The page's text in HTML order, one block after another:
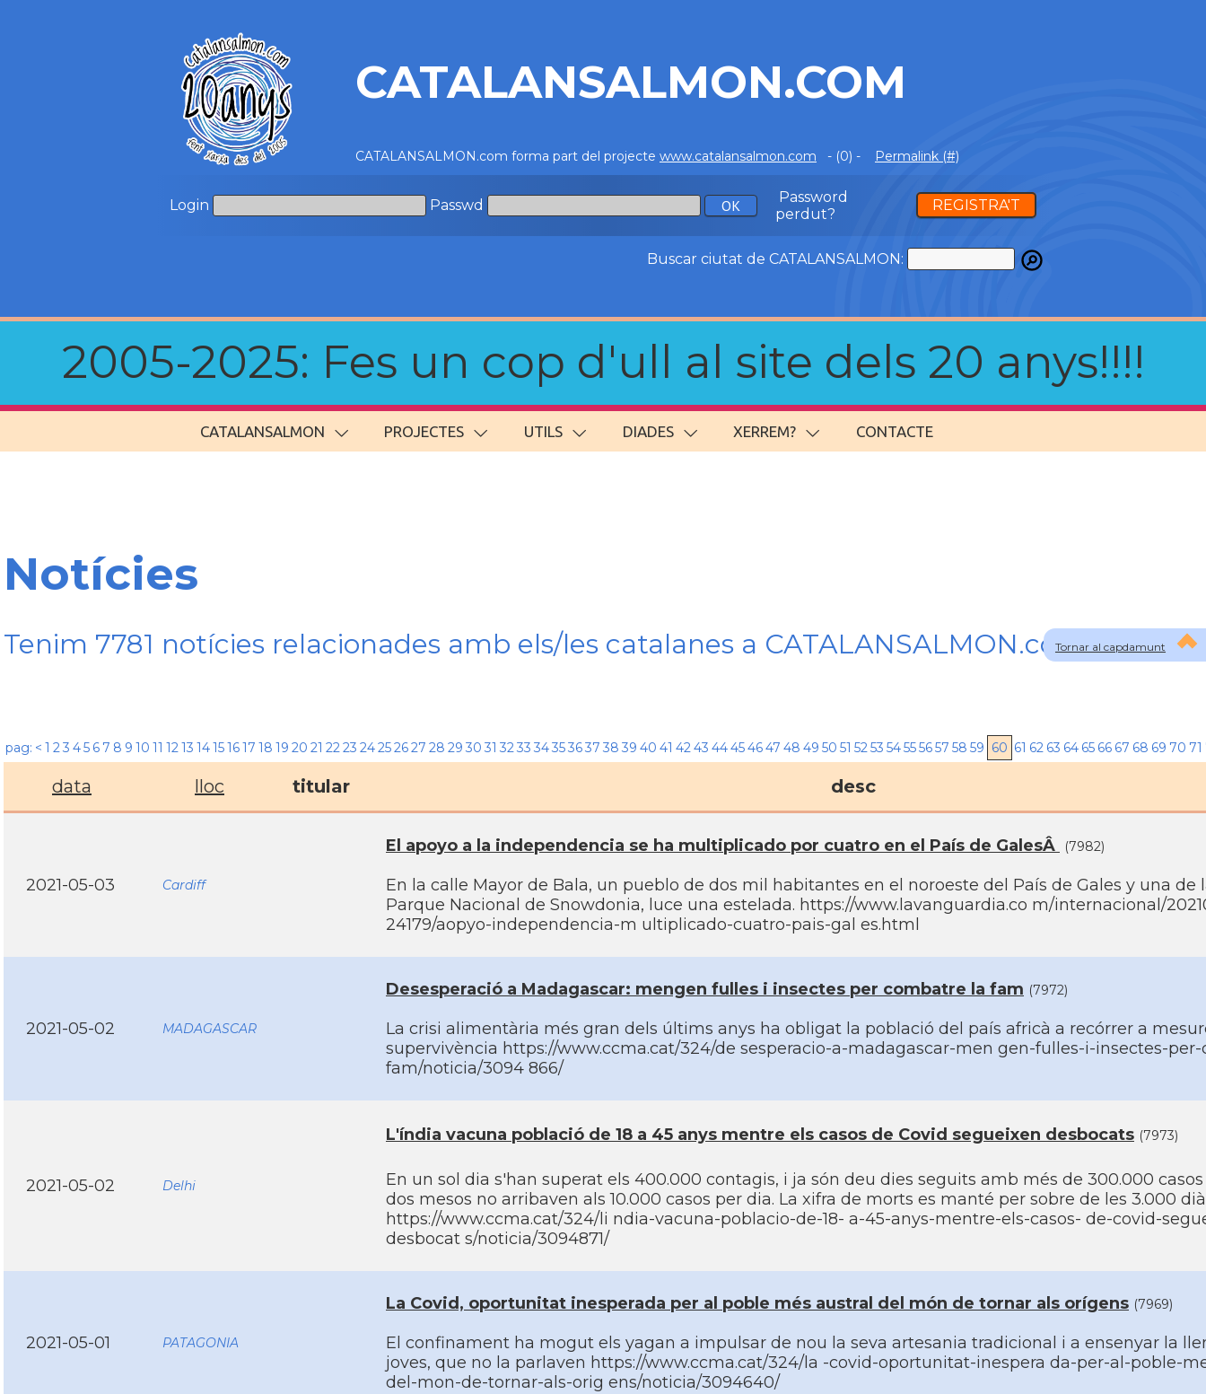
CATALANSALMON.COM
CATALANSALMON.com forma part del projecte www.catalansalmon.com - (0) - Permalink (#)
Login Passwd
Password
perdut?
REGISTRA'T
Buscar ciutat de CATALANSALMON:
2005-2025: Fes un cop d'ull al site dels 20 anys!!!!
CATALANSALMON PROJECTES UTILS DIADES XERREM? CONTACTE
Tornar al capdamunt
Notícies
Tenim 7781 notícies relacionades amb els/les catalanes a CATALANSALMON.com
pag: < 1 23 45 6 7 8 9 10 11 1213 14151617 18 19 20 21 2223 24252627 28 29 30 31 3233 34353637 38 39 40 41 4243 44454647 48 49 50 51 5253 54555657 58 59 60 61 62 63 64 65 66 67 68 69 70 71
data lloc titular desc
2021-05-03 Cardiff
El apoyo a la independencia se ha multiplicado por cuatro en el Paí­s de GalesÂ (7982)
En la calle Mayor de Bala, un pueblo de dos mil habitantes en el noroeste del Paí­s de Gales y una de
Parque Nacional de Snowdonia, luce una estelada. https://www.lavanguardia.co m/internacional/
24179/aopyo-independencia-m ultiplicado-cuatro-pais-gal es.html
2021-05-02 MADAGASCAR
Desesperació a Madagascar: mengen fulles i insectes per combatre la fam (7972)
La crisi alimentària més gran dels últims anys ha obligat la població del paí­s africà a recórrer a
supervivència https://www.ccma.cat/324/de sesperacio-a-madagascar-men gen-fulles-i-insectes-
fam/noticia/3094 866/
2021-05-02 Delhi
L'índia vacuna població de 18 a 45 anys mentre els casos de Covid segueixen desbocats (7973)
En un sol dia s'han superat els 400.000 contagis, i ja són deu dies seguits amb més de 300.000 casos
dos mesos no arribaven als 10.000 casos per dia. La xifra de morts es manté per sobre de les 3.000
https://www.ccma.cat/324/li ndia-vacuna-poblacio-de-18- a-45-anys-mentre-els-casos- de-covid-
desbocat s/noticia/3094871/
2021-05-01 PATAGONIA
La Covid, oportunitat inesperada per al poble més austral del món de tornar als orí­gens (7969)
El confinament ha mogut els yagan a impulsar de nou la seva artesania tradicional i a ensenyar la
joves, que no la parlaven https://www.ccma.cat/324/la -covid-oportunitat-inespera da-per-al-poble-
del-mon-de-tornar-als-orig ens/noticia/3094640/